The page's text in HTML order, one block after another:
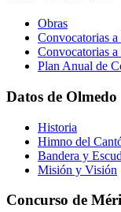
Obras
Convocatorias a
Convocatorias a
Plan Anual de
Datos de Olmedo
Historia
Himno del
Bandera y
Misión y Visión
Concurso de